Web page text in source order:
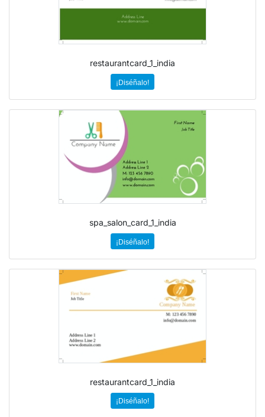
restaurantcard_1_india
¡Diséñalo!
spa_salon_card_1_india
¡Diséñalo!
restaurantcard_1_india
¡Diséñalo!